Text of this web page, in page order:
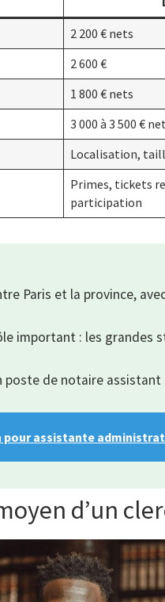
2 200 € nets
2 600 €
1 800 € nets
3 000 à 3 500 €
Localisation,
Primes, tickets
participation
Paris et la province,
important : les grandes
poste de notaire
assistante
d’un